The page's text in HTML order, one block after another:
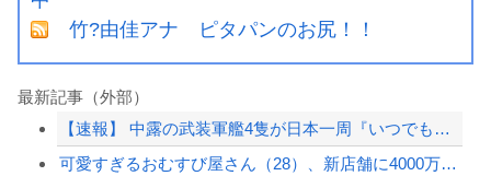
竹?由佳アナ ピタパンのお尻！！
最新記事（外部）
【速報】 中露の武装軍艦4隻が日本一周『いつでも国家沈没させられるぞ』
可愛すぎるおむすび屋さん（28）、新店舗に4000万円クラファンした成功した結果...